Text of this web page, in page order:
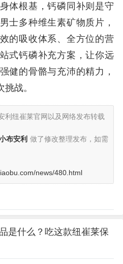
体根基，钙磷同补则是守
士多种维生素矿物质片，
的吸收体系、全方位的营
式钙磷补充方案，让你远
健的骨骼与充沛的精力，
战。
利纽崔莱官网以及网络发布转载
布安利 做了修改整理发布，如需
news/480.html
是什么？吃这款纽崔莱保